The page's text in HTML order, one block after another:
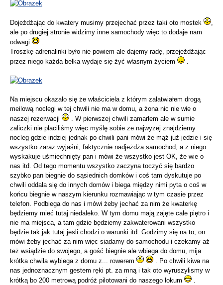
Dojeżdżając do kwatery musimy przejechać przez taki oto mostek
,
ale po drugiej stronie widzimy inne samochody więc to dodaje nam
odwagi
.
Troszkę adrenalinki było nie powiem ale dajemy radę, przejeżdżając
przez niego każda belka wydaje się żyć własnym życiem
.
Na miejscu okazało się że właściciela z którym załatwiałem drogą
meilową noclegi w tej chwili nie ma w domu, a żona nic nie wie o
naszej rezerwacji
. W pierwszej chwili zamarłem ale w sumie
zaliczki nie płaciliśmy więc myślę sobie ze najwyżej znajdziemy
nocleg gdzie indziej jednak po chwili pani mówi że mąż już jedzie i się
wszystko zaraz wyjaśni, faktycznie nadjeżdża samochod, a z niego
wyskakuje uśmiechnięty pan i mówi że wszystko jest OK, że wie o
nas itd. Od tego momentu wszystko zaczyna toczyć się bardzo
szybko pan biegnie do sąsiednich domków i coś tam dyskutuje po
chwili oddala się do innych domów i biega między nimi pyta o coś w
końcu biegnie w naszym kierunku rozmawiając w tym czasie przez
telefon. Podbiega do nas i mówi żeby jechać za nim że kwaterkę
będziemy mieć tutaj niedaleko. W tym domu mają zajęte całe piętro i
nie ma miejsca, a tam gdzie będziemy zakwaterowani wszystko
będzie tak jak tutaj jesli chodzi o warunki itd. Godzimy się na to, on
mówi żeby jechać za nim więc siadamy do samochodu i czekamy aż
też wsiądzie do swojego, a gość biegnie ale wbiega do domu, mija
krótka chwila wybiega z domu z... rowerem
. Po chwili kiwa na
nas jednoznacznym gestem ręki pt. za mną i tak oto wyruszylismy w
krótką bo 200 metrową podróż pilotowani do naszego lokum
.